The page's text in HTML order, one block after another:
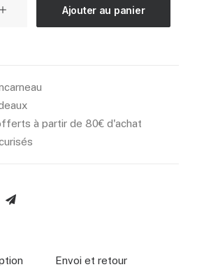
Ajouter au panier
à partir de 80€ d'achat
Envoi et retour